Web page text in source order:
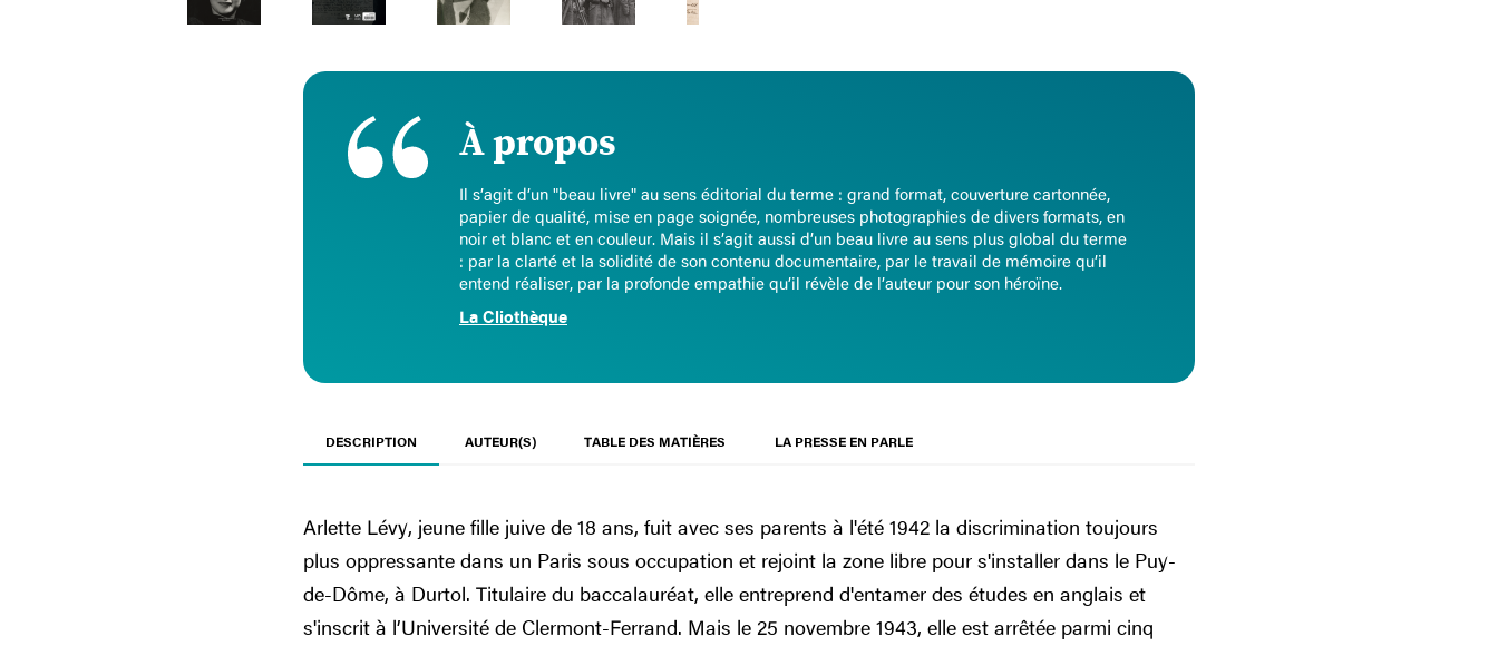
À propos
Il s’agit d’un "beau livre" au sens éditorial du terme : grand format, couverture cartonnée,
papier de qualité, mise en page soignée, nombreuses photographies de divers formats, en
noir et blanc et en couleur. Mais il s’agit aussi d’un beau livre au sens plus global du terme
: par la clarté et la solidité de son contenu documentaire, par le travail de mémoire qu’il
entend réaliser, par la profonde empathie qu’il révèle de l’auteur pour son héroïne.
La Cliothèque
DESCRIPTION AUTEUR(S) TABLE DES MATIÈRES LA PRESSE EN PARLE
Arlette Lévy, jeune fille juive de 18 ans, fuit avec ses parents à l'été 1942 la discrimination toujours
plus oppressante dans un Paris sous occupation et rejoint la zone libre pour s'installer dans le Puy-
de-Dôme, à Durtol. Titulaire du baccalauréat, elle entreprend d'entamer des études en anglais et
s'inscrit à l’Université de Clermont-Ferrand. Mais le 25 novembre 1943, elle est arrêtée parmi cinq